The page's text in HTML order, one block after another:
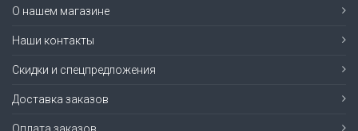
О нашем магазине
Наши контакты
Скидки и спецпредложения
Доставка заказов